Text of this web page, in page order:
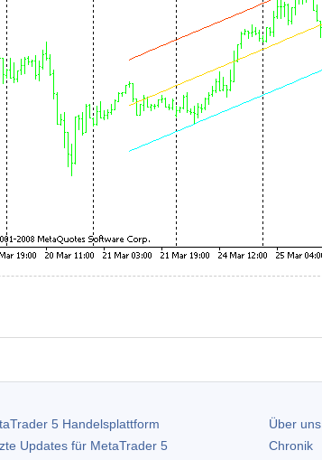
5Handelsplattform
Updates für MetaTrader 5
Über uns
Chronik